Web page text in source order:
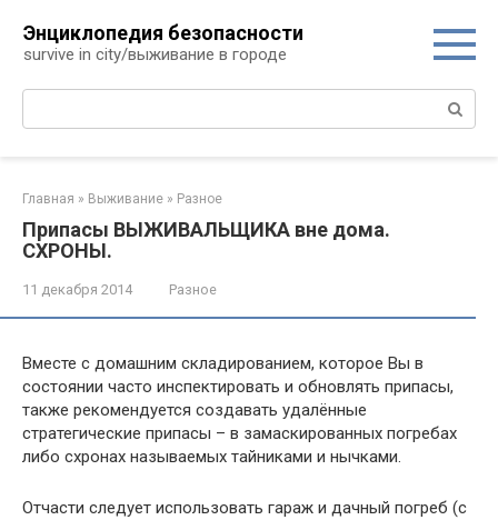
контенту
Энциклопедия безопасности
survive in city/выживание в городе
Поиск:
Главная » Выживание » Разное
Припасы ВЫЖИВАЛЬЩИКА вне дома.
СХРОНЫ.
11 декабря 2014 Разное
Вместе с домашним складированием, которое Вы в
состоянии часто инспектировать и обновлять припасы,
также рекомендуется создавать удалённые
стратегические припасы – в замаскированных погребах
либо схронах называемых тайниками и нычками.
Отчасти следует использовать гараж и дачный погреб (с